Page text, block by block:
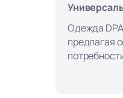
Одежда
предлагая